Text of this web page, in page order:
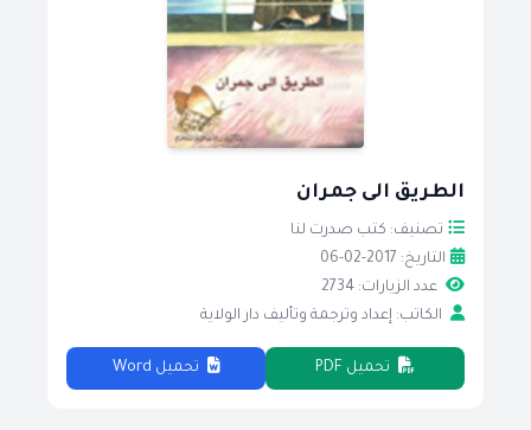
الطريق الى جمران
تصنيف: كتب صدرت لنا
التاريخ: 2017-02-06
عدد الزيارات: 2734
الكاتب: إعداد وترجمة وتأليف دار الولاية
تحميل PDF تحميل Word